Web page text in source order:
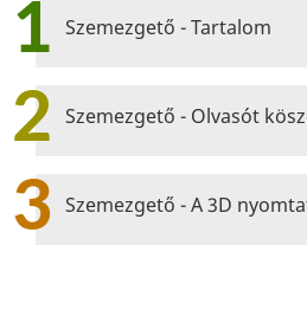
1 Szemezgető - Tartalom
2 Szemezgető - Olvasót
3 Szemezgető - A 3D